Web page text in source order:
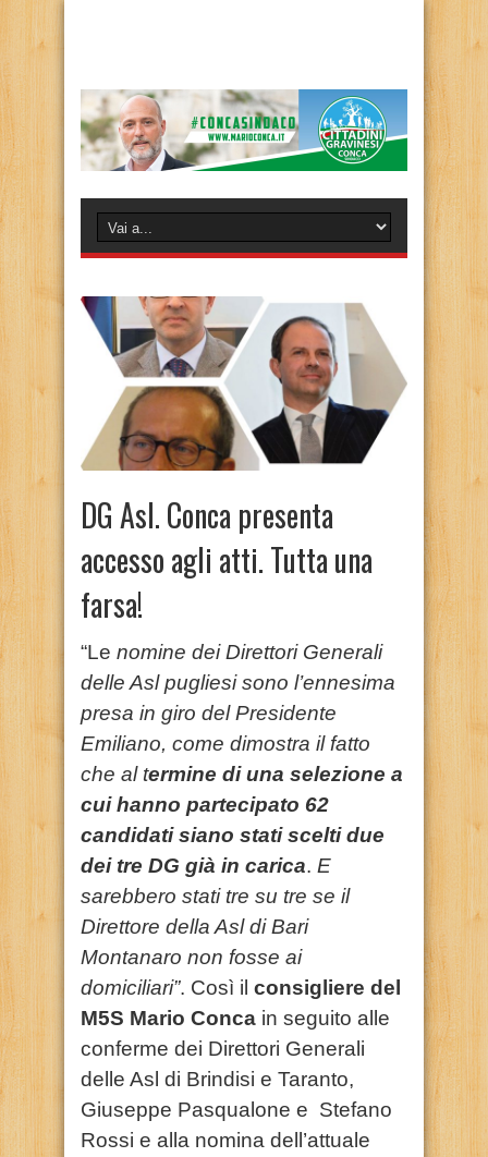
DG Asl. Conca presenta
accesso agli atti. Tutta una
farsa!
“Le nomine dei Direttori Generali
delle Asl pugliesi sono l’ennesima
presa in giro del Presidente
Emiliano, come dimostra il fatto
che al termine di una selezione a
cui hanno partecipato 62
candidati siano stati scelti due
dei tre DG già in carica. E
sarebbero stati tre su tre se il
Direttore della Asl di Bari
Montanaro non fosse ai
domiciliari”. Così il consigliere del
M5S Mario Conca in seguito alle
conferme dei Direttori Generali
delle Asl di Brindisi e Taranto,
Giuseppe Pasqualone e Stefano
Rossi e alla nomina dell’attuale